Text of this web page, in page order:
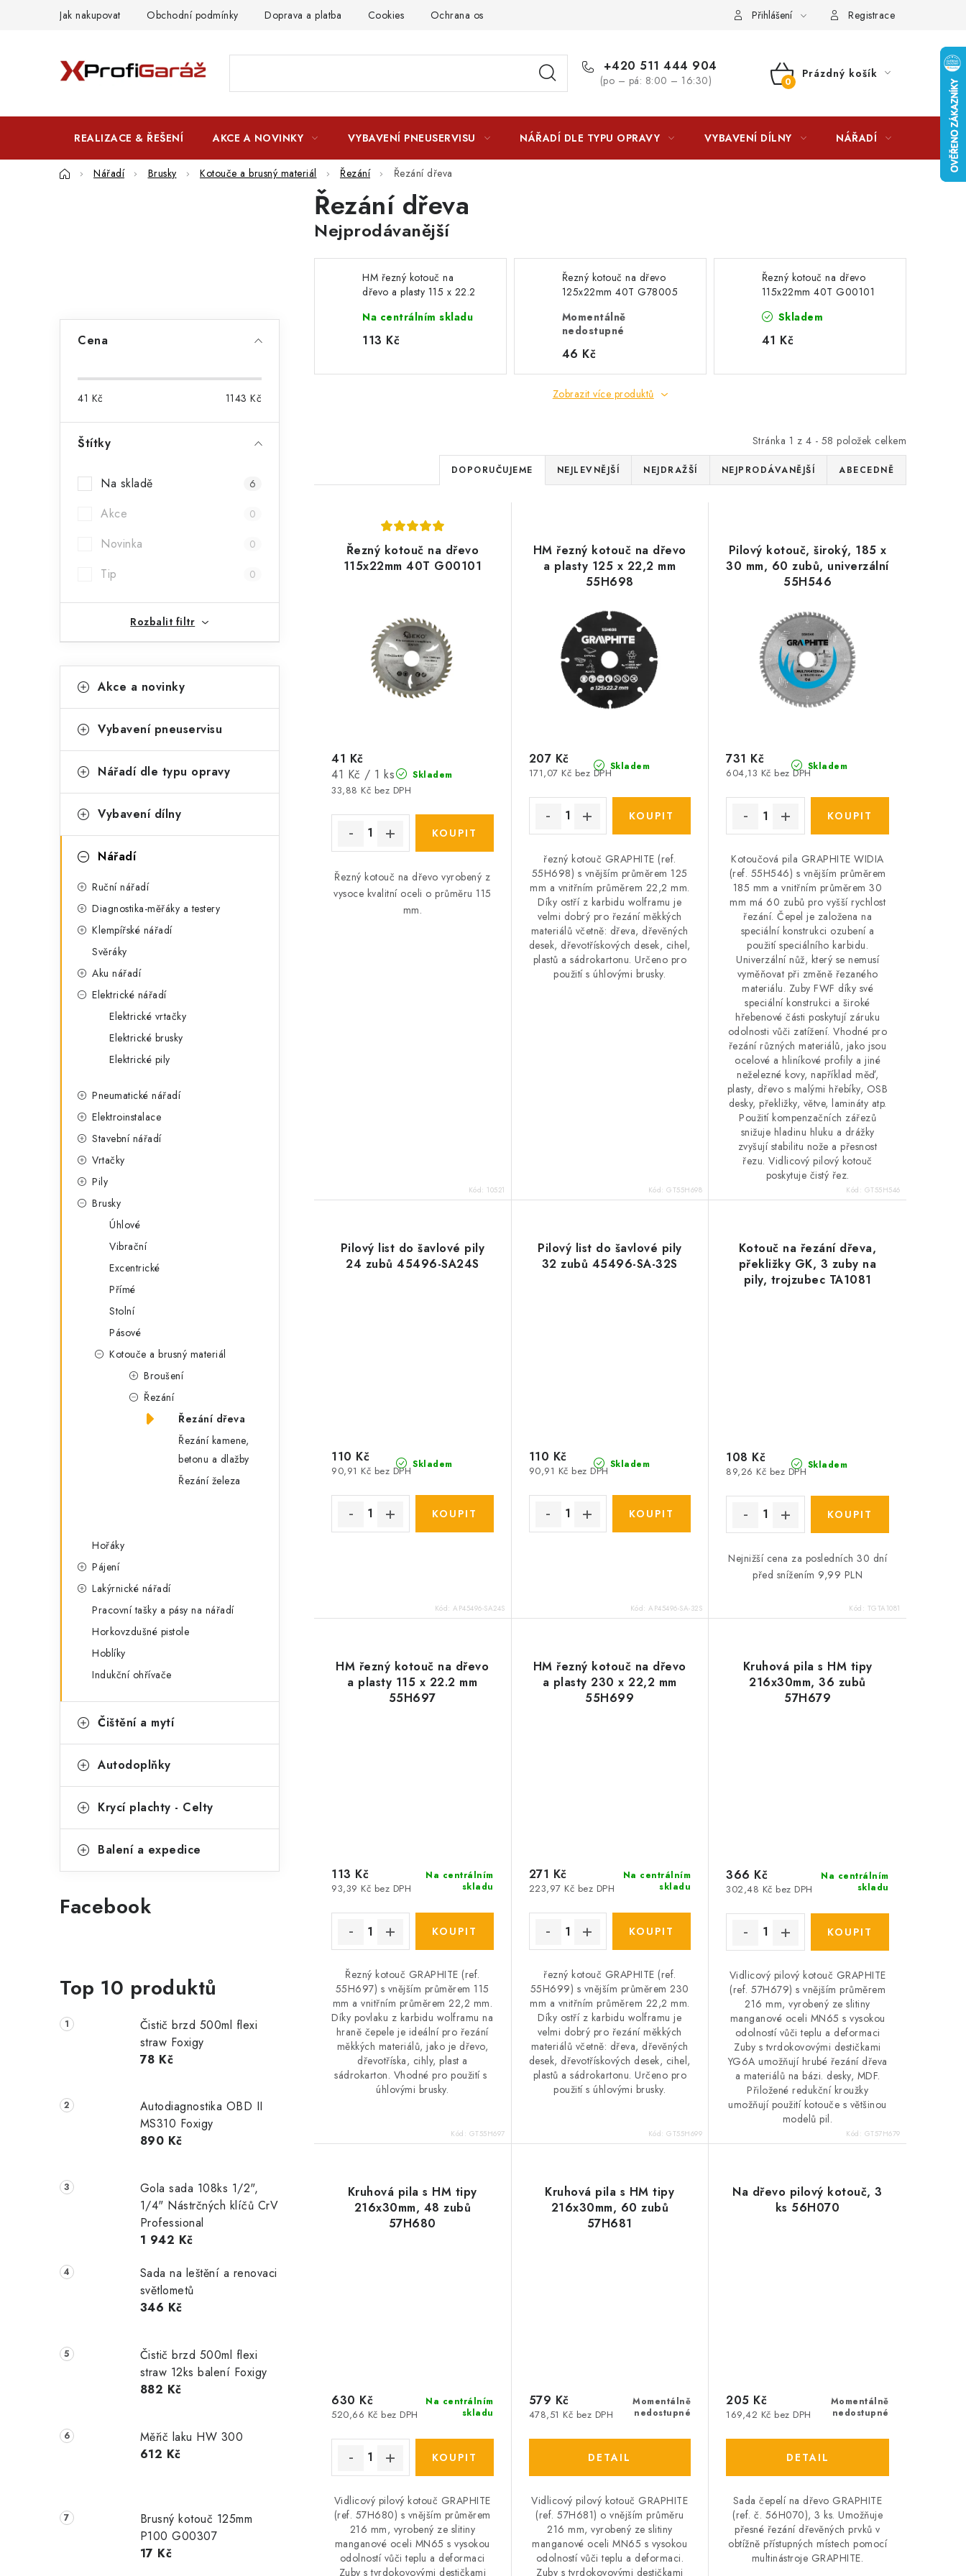
Jak nakupovat Obchodní podmínky Doprava a platba Cookies Ochrana osobních údajú LICENCE K FOTOGRAFIÍM Doplňkové služby
Přihlášení Registrace
+420 511 444 904
(po – pá: 8:00 – 16:30)
NÁKUPNÍ
Prázdný košík
REALIZACE & ŘEŠENÍ AKCE A NOVINKY VYBAVENÍ PNEUSERVISU NÁŘADÍ DLE TYPU OPRAVY VYBAVENÍ DÍLNY NÁŘADÍ
DomůNářadí Brusky Kotouče a brusný materiál Řezání Řezání dřeva
r
í
Cena
41 Kč 1143 Kč
Štítky
Na skladě 6
Akce 0
Novinka 0
Tip 0
Rozbalit filtr
kategorie
a
e
o
i
Akce a novinky
Vybavení pneuservisu
Nářadí dle typu opravy
Vybavení dílny
Nářadí
Ruční nářadí
Diagnostika-měřáky a testery
Klempířské nářadí
Svěráky
Aku nářadí
Elektrické nářadí
Elektrické vrtačky
Elektrické brusky
Elektrické pily
Pneumatické nářadí
Elektroinstalace
Stavební nářadí
Vrtačky
Pily
Brusky
Úhlové
Vibrační
Excentrické
Přímé
Stolní
Pásové
Kotouče a brusný materiál
Broušení
Řezání
Řezání dřeva
Řezání kamene,
betonu a dlažby
Řezání železa
Hořáky
Pájení
Lakýrnické nářadí
Pracovní tašky a pásy na nářadí
Horkovzdušné pistole
Hoblíky
Indukční ohřívače
Čištění a mytí
Autodoplňky
Krycí plachty - Celty
Balení a expedice
Facebook
Top 10 produktů
Čistič brzd 500ml flexi
straw Foxigy
78 Kč
Autodiagnostika OBD II
MS310 Foxigy
890 Kč
Gola sada 108ks 1/2",
1/4" Nástrčných klíčů CrV
Professional
1 942 Kč
Sada na leštění a renovaci
světlometů
346 Kč
Čistič brzd 500ml flexi
straw 12ks balení Foxigy
882 Kč
Měřič laku HW 300
612 Kč
Brusný kotouč 125mm
P100 G00307
17 Kč
Řezání dřeva
Nejprodávanější
HM řezný kotouč na
dřevo a plasty 115 x 22.2
Na centrálním skladu
113 Kč
Řezný kotouč na dřevo
125x22mm 40T G78005
Momentálně
nedostupné
46 Kč
Řezný kotouč na dřevo
115x22mm 40T G00101
Skladem
41 Kč
Zobrazit více produktů
Stránka 1 z 4 - 58 položek celkem
Ř
a
z
e
n
p
r
o
k
ů
DOPORUČUJEME NEJLEVNĚJŠÍ NEJDRAŽŠÍ NEJPRODÁVANĚJŠÍ ABECEDNĚ
Řezný kotouč na dřevo
115x22mm 40T G00101
Skladem
33,88 Kč bez DPH
41 Kč
Měrná
cena:
41 Kč / 1 ks
Řezný kotouč na dřevo vyrobený z
vysoce kvalitní oceli o průměru 115
mm.
Kód: 10521
HM řezný kotouč na dřevo
a plasty 125 x 22,2 mm
55H698
Skladem
171,07 Kč bez DPH
207 Kč
řezný kotouč GRAPHITE (ref.
55H698) s vnějším průměrem 125
mm a vnitřním průměrem 22,2 mm.
Díky ostří z karbidu wolframu je
velmi dobrý pro řezání měkkých
materiálů včetně: dřeva, dřevěných
desek, dřevotřískových desek, cihel,
plastů a sádrokartonu. Určeno pro
použití s ​​úhlovými brusky.
Kód:GT55H698
Pilový kotouč, široký, 185 x
30 mm, 60 zubů, univerzální
55H546
Skladem
604,13 Kč bez DPH
731 Kč
Kotoučová pila GRAPHITE WIDIA
(ref. 55H546) s vnějším průměrem
185 mm a vnitřním průměrem 30
mm má 60 zubů pro vyšší rychlost
řezání. Čepel je založena na
speciální konstrukci ozubení a
použití speciálního karbidu.
Univerzální nůž, který se nemusí
vyměňovat při změně řezaného
materiálu. Zuby FWF díky své
speciální konstrukci a široké
hřebenové části poskytují záruku
odolnosti vůči zatížení. Vhodné pro
řezání různých materiálů, jako jsou
ocelové a hliníkové profily a jiné
neželezné kovy, například měď,
plasty, dřevo s malými hřebíky, OSB
desky, překližky, větve, lamináty atp.
Použití kompenzačních zářezů
snižuje hladinu hluku a drážky
zvyšují stabilitu nože a přesnost
řezu. Vidlicový pilový kotouč
poskytuje čistý řez.
Kód: GT55H546
Pilový list do šavlové pily
24 zubů 45496-SA24S
Skladem
90,91 Kč bez DPH
110 Kč
Kód:AP45496-SA24S
Pilový list do šavlové pily
32 zubů 45496-SA-32S
Skladem
90,91 Kč bez DPH
110 Kč
Kód:AP45496-SA-32S
Kotouč na řezání dřeva,
překližky GK, 3 zuby na
pily, trojzubec TA1081
Skladem
89,26 Kč bez DPH
108 Kč
Nejnižší cena za posledních 30 dní
před snížením 9,99 PLN
Kód: TGTA1081
HM řezný kotouč na dřevo
a plasty 115 x 22.2 mm
55H697
Na centrálním
skladu
93,39 Kč bez DPH
113 Kč
Řezný kotouč GRAPHITE (ref.
55H697) s vnějším průměrem 115
mm a vnitřním průměrem 22,2 mm.
Díky povlaku z karbidu wolframu na
hraně čepele je ideální pro řezání
měkkých materiálů, jako je dřevo,
dřevotříska, cihly, plast a
sádrokarton. Vhodné pro použití s ​​
úhlovými brusky.
Kód: GT55H697
HM řezný kotouč na dřevo
a plasty 230 x 22,2 mm
55H699
Na centrálním
skladu
223,97 Kč bez DPH
271 Kč
řezný kotouč GRAPHITE (ref.
55H699) s vnějším průměrem 230
mm a vnitřním průměrem 22,2 mm.
Díky ostří z karbidu wolframu je
velmi dobrý pro řezání měkkých
materiálů včetně: dřeva, dřevěných
desek, dřevotřískových desek, cihel,
plastů a sádrokartonu. Určeno pro
použití s ​​úhlovými brusky.
Kód:GT55H699
Kruhová pila s HM tipy
216x30mm, 36 zubů
57H679
Na centrálním
skladu
302,48 Kč bez DPH
366 Kč
Vidlicový pilový kotouč GRAPHITE
(ref. 57H679) s vnějším průměrem
216 mm, vyrobený ze slitiny
manganové oceli MN65 s vysokou
odolností vůči teplu a deformaci
Zuby s tvrdokovovými destičkami
YG6A umožňují hrubé řezání dřeva
a materiálů na bázi. desky, MDF.
Přiložené redukční kroužky
umožňují použití kotouče s většinou
modelů pil.
Kód: GT57H679
Kruhová pila s HM tipy
216x30mm, 48 zubů
57H680
Na centrálním
skladu
520,66 Kč bez DPH
630 Kč
Vidlicový pilový kotouč GRAPHITE
(ref. 57H680) s vnějším průměrem
216 mm, vyrobený ze slitiny
manganové oceli MN65 s vysokou
odolností vůči teplu a deformaci
Zuby s tvrdokovovými destičkami
Kruhová pila s HM tipy
216x30mm, 60 zubů
57H681
Momentálně
nedostupné
478,51 Kč bez DPH
579 Kč
Vidlicový pilový kotouč GRAPHITE
(ref. 57H681) o vnějším průměru
216 mm, vyrobený ze slitiny
manganové oceli MN65 s vysokou
odolností vůči teplu a deformaci.
Zuby s tvrdokovovými destičkami
Na dřevo pilový kotouč, 3
ks 56H070
Momentálně
nedostupné
169,42 Kč bez DPH
205 Kč
Sada čepelí na dřevo GRAPHITE
(ref. č. 56H070), 3 ks. Umožňuje
přesné řezání dřevěných prvků v
obtížně přístupných místech pomocí
multinástroje GRAPHITE.